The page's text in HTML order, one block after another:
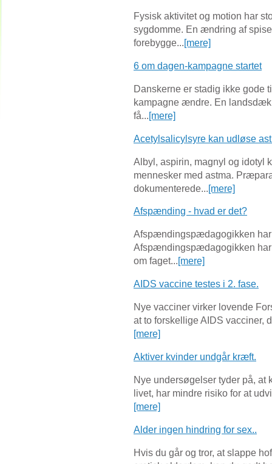
Fysisk aktivitet og motion har
sygdomme. En ændring af
forebygge...[mere]
6 om dagen-kampagne startet
Danskerne er stadig ikke gode
kampagne ændre. En
få...[mere]
Acetylsalicylsyre kan udløse
Albyl, aspirin, magnyl og idotyl
mennesker med astma.
dokumenterede... [mere]
Afspænding - hvad er det?
Afspændingspædagogikken har
Afspændingspædagogikken har
om faget...[mere]
AIDS vaccine testes i 2. fase.
Nye vacciner virker lovende
at to forskellige AIDS vacciner,
[mere]
Aktiver kvinder undgår kræft.
Nye undersøgelser tyder på, at
livet, har mindre risiko for at
[mere]
Alder ingen hindring for sex..
Hvis du går og tror, at slappe